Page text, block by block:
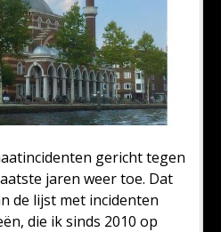
gericht tegen
jaren weer toe. Dat
de lijst met incidenten
die ik sinds 2010 op